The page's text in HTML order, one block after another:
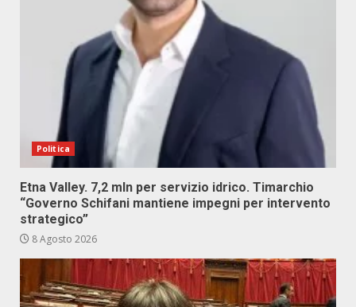
Politica
Etna Valley. 7,2 mln per servizio idrico. Timarchio
“Governo Schifani mantiene impegni per intervento
strategico”
8 Agosto 2026